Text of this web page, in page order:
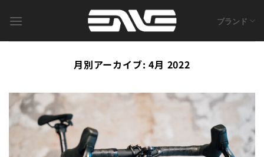
ブランド
月別アーカイブ:4月 2022